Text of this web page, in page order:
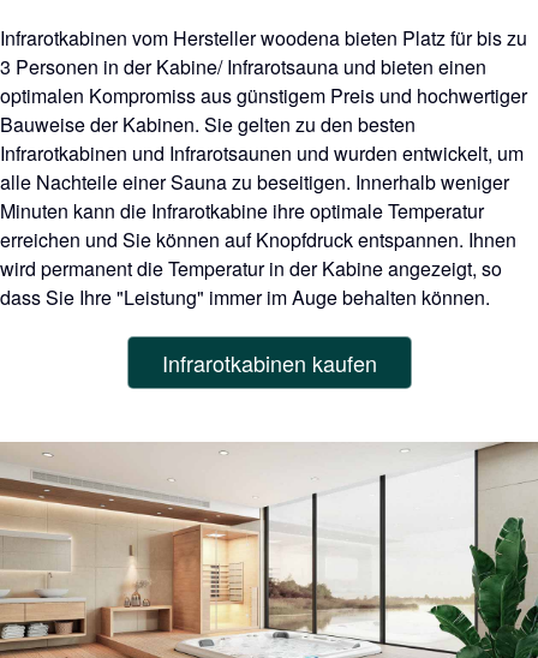
Infrarotkabinen vom Hersteller woodena bieten Platz für bis zu
3 Personen in der Kabine/ Infrarotsauna und bieten einen
optimalen Kompromiss aus günstigem Preis und hochwertiger
Bauweise der Kabinen. Sie gelten zu den besten
Infrarotkabinen und Infrarotsaunen und wurden entwickelt, um
alle Nachteile einer Sauna zu beseitigen. Innerhalb weniger
Minuten kann die Infrarotkabine ihre optimale Temperatur
erreichen und Sie können auf Knopfdruck entspannen. Ihnen
wird permanent die Temperatur in der Kabine angezeigt, so
dass Sie Ihre "Leistung" immer im Auge behalten können.
Infrarotkabinen kaufen